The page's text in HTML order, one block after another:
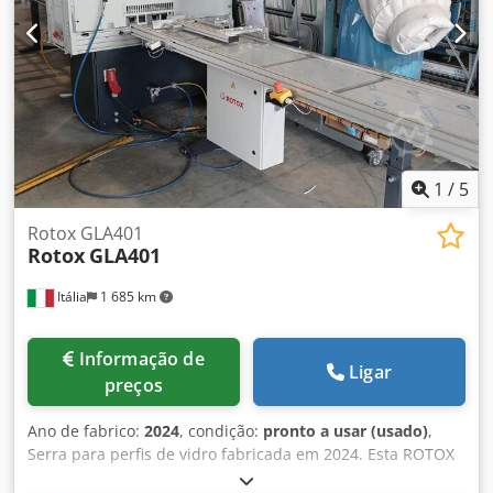
1 / 5
Itália 1 685 km
Rotox GLA401
Rotox GLA401
preços
Ligar
Ano de fabrico: 2024, condição: pronto a usar (usado),
Serra para perfis de vidro fabricada em 2024. Esta ROTOX
GLA 401 permite o corte simultâneo de 4 perfis de vidro a